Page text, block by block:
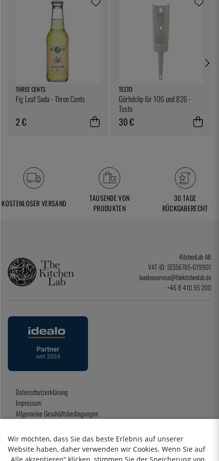
THREE CENTS
Fig Leaf Soda - Three Cents
2 €
TESTO
Gürtelclip für 106 und 826 -
Testo
30 €
KOSTENLOSER VERSAND
TAUSENDE VON
PRODUKTEN
30 TAGE
RÜCKGABERECHT
KitchenLab AB
VAT-ID: SE556785-619901
kundenservice@thekitchenlab.de
+46 8 410 95 200
Datenschutzerklärung
Impressum
Allgemeine Geschäftsbedingungen
Wir möchten, dass Sie das beste Erlebnis auf unserer
Website haben, daher verwenden wir Cookies. Wenn Sie auf